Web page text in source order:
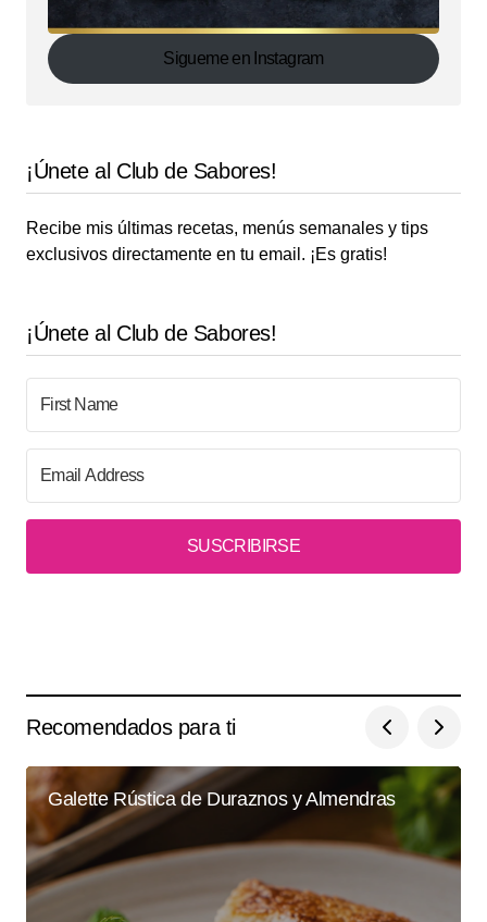
Sigueme en Instagram
¡Únete al Club de Sabores!
Recibe mis últimas recetas, menús semanales y tips
exclusivos directamente en tu email. ¡Es gratis!
¡Únete al Club de Sabores!
SUSCRIBIRSE
Recomendados para ti
Galette Rústica de Duraznos y Almendras